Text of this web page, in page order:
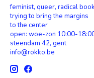
feminist, queer, radical
trying to bring the margins
to the center
open: woe-zon 10:00-
steendam 42, gent
info@rokko.be